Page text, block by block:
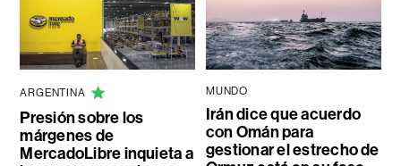
ARGENTINA
Presión sobre los
márgenes de
MercadoLibre inquieta a
MUNDO
Irán dice que acuerdo
con Omán para
gestionar el estrecho de